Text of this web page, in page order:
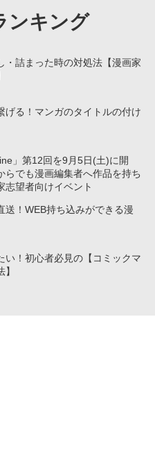
ンキング
・詰まった時の対処法【漫画家
げる！マンガのタイトルの付け
」第12回を9月5日(土)に開
らでも漫画編集者へ作品を持ち
志望者向けイベント
送！WEB持ち込みができる漫
い！初心者必見の【コミックマ